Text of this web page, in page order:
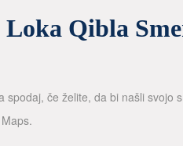
Qibla
če želite, da bi našli svojo